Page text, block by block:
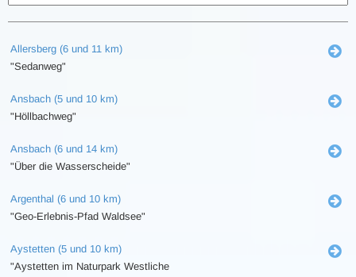
Allersberg (6 und 11 km)
"Sedanweg"
Ansbach (5 und 10 km)
"Höllbachweg"
Ansbach (6 und 14 km)
"Über die Wasserscheide"
Argenthal (6 und 10 km)
"Geo-Erlebnis-Pfad Waldsee"
Aystetten (5 und 10 km)
"Aystetten im Naturpark Westliche